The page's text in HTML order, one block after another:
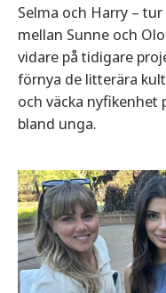
Selma och Harry –
mellan Sunne och
vidare på tidigare
förnya de litterära
och väcka nyfikenhet
bland unga.